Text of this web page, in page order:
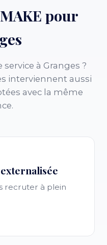
pour
à Granges ?
interviennent aussi
avec la même
recruter à plein